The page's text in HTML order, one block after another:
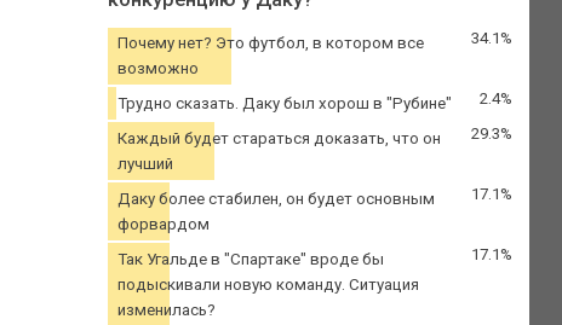
Почему нет? Это футбол, в котором все
возможно
34.1%
Трудно сказать. Даку был хорош в "Рубине" 2.4%
Каждый будет стараться доказать, что он
лучший
29.3%
Даку более стабилен, он будет основным
форвардом
17.1%
Так Угальде в "Спартаке" вроде бы
подыскивали новую команду. Ситуация
изменилась?
17.1%